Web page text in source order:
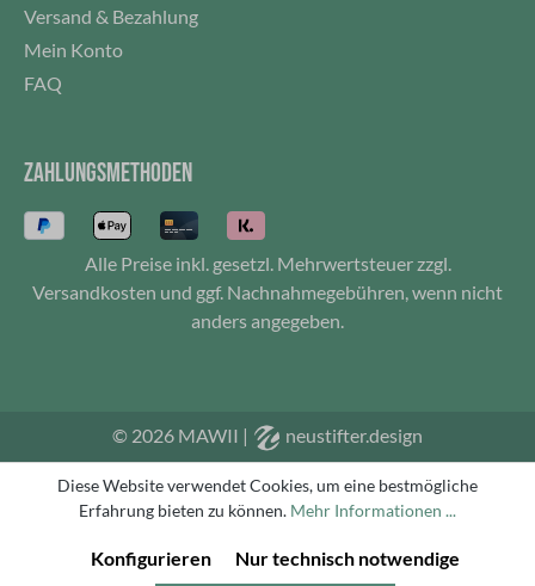
Versand & Bezahlung
Mein Konto
FAQ
ZAHLUNGSMETHODEN
Alle Preise inkl. gesetzl. Mehrwertsteuer zzgl.
Versandkosten und ggf. Nachnahmegebühren, wenn nicht
anders angegeben.
© 2026 MAWII | neustifter.design
Diese Website verwendet Cookies, um eine bestmögliche
Erfahrung bieten zu können. Mehr Informationen ...
Nur technisch notwendige
Konfigurieren